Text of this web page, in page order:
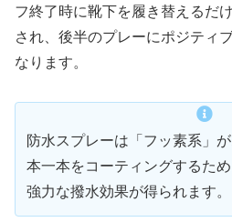
フ終了時に靴下を履き替えるだ
され、後半のプレーにポジティ
なります。
防水スプレーは「フッ素系」
本一本をコーティングするた
強力な撥水効果が得られます。